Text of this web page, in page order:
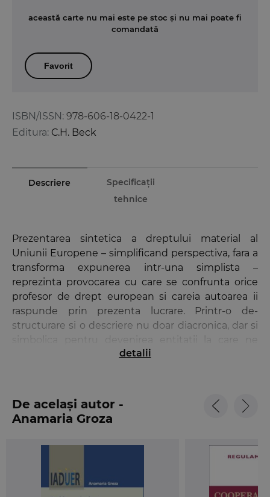
ISBN/ISSN: 978-606-18-0422-1
Editura: C.H. Beck
această carte nu mai este pe stoc și nu mai poate fi
comandată
Favorit
Descriere
Specificații
tehnice
Prezentarea sintetica a dreptului material al
Uniunii Europene – simplificand perspectiva, fara a
transforma expunerea intr-una simplista –
reprezinta provocarea cu care se confrunta orice
profesor de drept european si careia autoarea ii
raspunde prin prezenta lucrare. Printr-o de-
structurare si o descriere nu doar diacronica, dar si
referim astazi ca fiind Uniunea Europeana – dupa
consumatorilor, autoarea a creat un instrument
util pentru teoreticienii si practicienii domeniului.
cursului „Uniunea Europeana: drept institutional”,
impunandu-se analiza fenomenului european atat
din perspectiva institutionala, cat si materiala.
detalii
De același autor -
Anamaria Groza